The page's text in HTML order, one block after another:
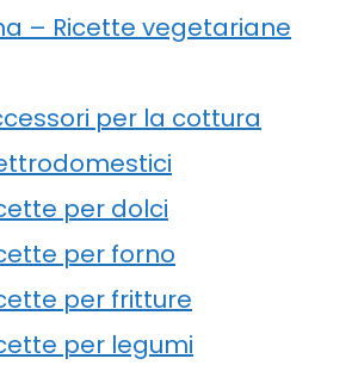
– Ricette vegetariane
per la cottura
per dolci
per forno
per fritture
per legumi